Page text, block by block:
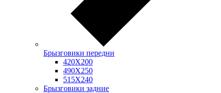
Брызговики передни
420Х200
490Х250
515Х240
Брызговики задние